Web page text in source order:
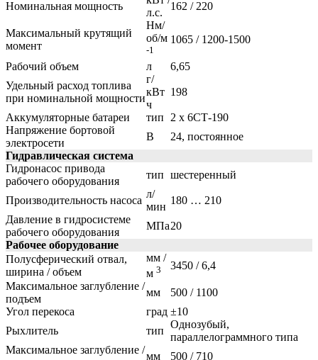
Номинальная мощность
л.с.
162 / 220
Максимальный крутящий
момент
Нм/
об/м
-1
1065 / 1200-1500
Рабочий объем л
6,65
Удельный расход топлива
при номинальной мощности
г/
кВт
ч
198
Аккумуляторные батареи тип
2 х 6СТ-190
Напряжение бортовой
электросети
В
24, постоянное
Гидравлическая система
Гидронасос привода
рабочего оборудования
тип шестеренный
Производительность насоса
л/
мин
180 … 210
Давление в гидросистеме
рабочего оборудования
МПа20
Рабочее оборудование
Полусферический отвал,
ширина / объем
мм /
м 3
3450 / 6,4
Максимальное заглубление /
подъем
мм
500 / 1100
Угол перекоса
град ±10
Рыхлитель
тип
Однозубый,
параллелограммного типа
Максимальное заглубление /
мм
500 / 710